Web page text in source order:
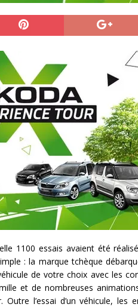
1100 essais avaient été
: la marque tchèque
de votre choix avec les
et de nombreuses
l’essai d’un véhicule, les